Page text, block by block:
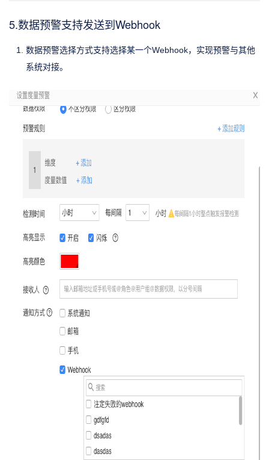
5.数据预警支持发送到Webhook
数据预警选择方式支持选择某一个Webhook，实现预警与其他
系统对接。